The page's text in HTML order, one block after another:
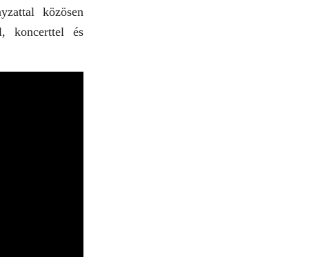
közösen
koncerttel és